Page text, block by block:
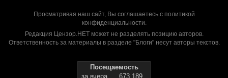
Просматривая наш сайт, Вы соглашаетесь с политикой
конфиденциальности.
Редакция Цензор.НЕТ может не разделять позицию авторов.
Ответственность за материалы в разделе "Блоги" несут авторы текстов.
Посещаемость
за вчера
673 189